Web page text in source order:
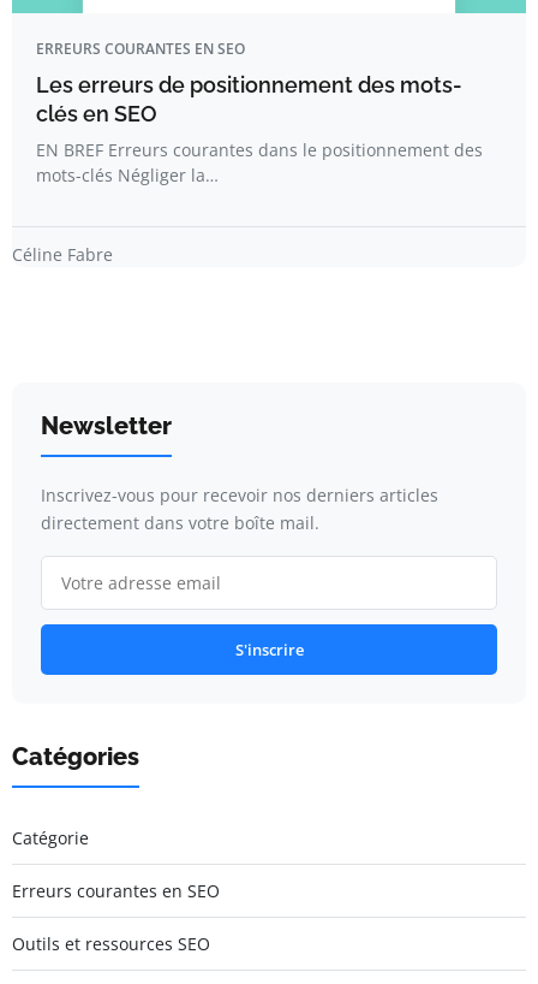
ERREURS COURANTES EN SEO
Les erreurs de positionnement des mots-
clés en SEO
EN BREF Erreurs courantes dans le positionnement des
mots-clés Négliger la…
Céline Fabre
Newsletter
Inscrivez-vous pour recevoir nos derniers articles
directement dans votre boîte mail.
S'inscrire
Catégories
Catégorie
Erreurs courantes en SEO
Outils et ressources SEO